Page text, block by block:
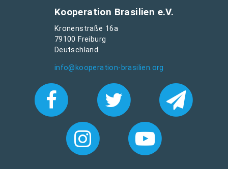
Kooperation Brasilien e.V.
Kronenstraße 16a
79100 Freiburg
Deutschland
info@kooperation-brasilien.org